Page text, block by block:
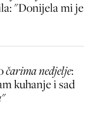
"Donijela mi je
čarima nedjelje:
kuhanje i sad